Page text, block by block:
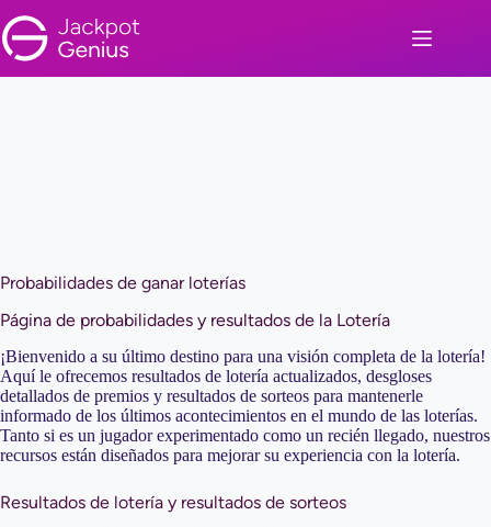
al
contenido
Probabilidades de ganar loterías
Página de probabilidades y resultados de la Lotería
¡Bienvenido a su último destino para una visión completa de la lotería!
Aquí le ofrecemos resultados de lotería actualizados, desgloses
detallados de premios y resultados de sorteos para mantenerle
informado de los últimos acontecimientos en el mundo de las loterías.
Tanto si es un jugador experimentado como un recién llegado, nuestros
recursos están diseñados para mejorar su experiencia con la lotería.
Resultados de lotería y resultados de sorteos